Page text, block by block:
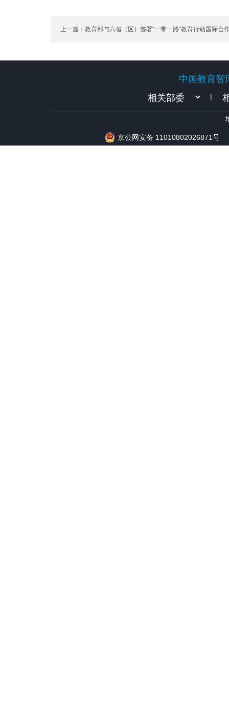
上一篇：教育部与六省（区）签署“一带一路”教育行动国际合
中国教育智
|
京公网安备 11010802026871号